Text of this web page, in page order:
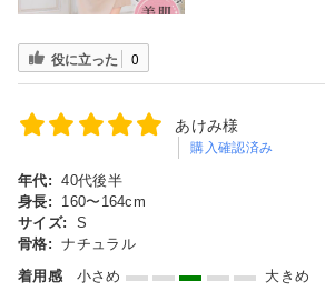
役に立った 0
あけみ様
購入確認済み
年代: 40代後半
身長:
160〜164cm
サイズ:
S
骨格: ナチュラル
着用感
小さめ
大きめ